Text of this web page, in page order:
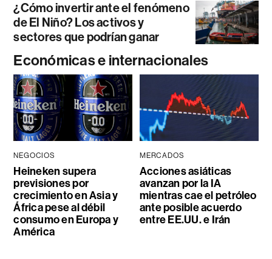
¿Cómo invertir ante el fenómeno
de El Niño? Los activos y
sectores que podrían ganar
Económicas e internacionales
NEGOCIOS
Heineken supera
previsiones por
crecimiento en Asia y
África pese al débil
consumo en Europa y
América
MERCADOS
Acciones asiáticas
avanzan por la IA
mientras cae el petróleo
ante posible acuerdo
entre EE.UU. e Irán